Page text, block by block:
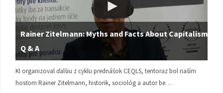
Rainer Zitelmann: Myths and Facts About Capitalism |
Q & A
KI organizoval ďalšiu z cyklu prednášok CEQLS, tentoraz bol naším
hosťom Rainer Zitelmann, historik, sociológ a autor be…